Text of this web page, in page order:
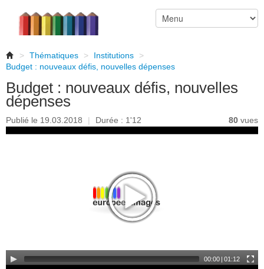
> Thématiques > Institutions
>
Budget : nouveaux défis, nouvelles dépenses
Budget : nouveaux défis, nouvelles
dépenses
Publié le 19.03.2018 | Durée : 1'12 80 vues
00:00 | 01:12